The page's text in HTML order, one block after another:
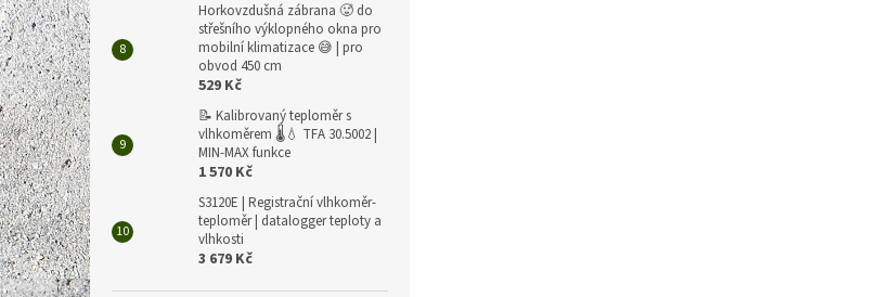
Horkovzdušná zábrana 🥵 do
střešního výklopného okna pro
mobilní klimatizace 😅 | pro
obvod 450 cm
529 Kč
📝 Kalibrovaný teploměr s
vlhkoměrem 🌡️💧 TFA 30.5002 |
MIN-MAX funkce
1 570 Kč
S3120E | Registrační vlhkoměr-
teploměr | datalogger teploty a
vlhkosti
3 679 Kč